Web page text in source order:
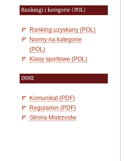
Rankingi i kategorie (POL)
Ranking uzyskany (POL)
Normy na kategorie
(POL)
Klasy sportowe (POL)
INNE
Komunikat (PDF)
Regulamin (PDF)
Strona Mistrzostw